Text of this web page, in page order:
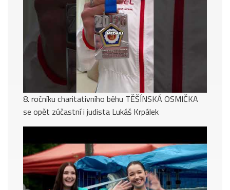
8. ročníku charitativního běhu TĚŠÍNSKÁ OSMIČKA
se opět zúčastní i judista Lukáš Krpálek